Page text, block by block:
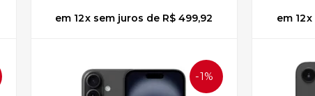
12x de R$ 499,92
sem juros 12x
1%